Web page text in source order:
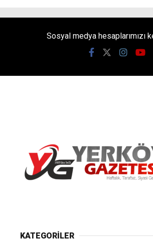
Sosyal medya hesaplarımızı
KATEGORİLER